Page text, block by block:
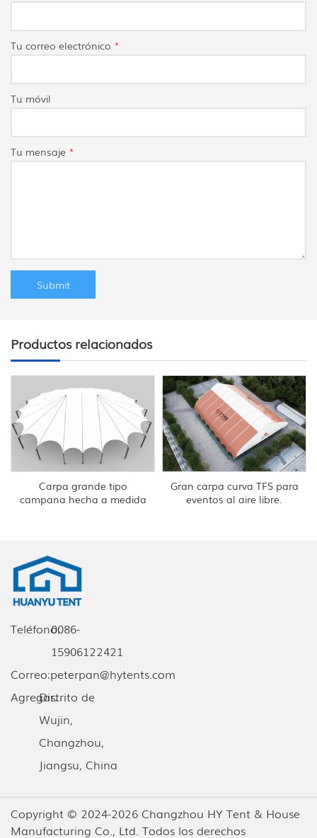
Tu correo electrónico *
Tu móvil
Tu mensaje *
Productos relacionados
Carpa grande tipo
campana hecha a medida
Gran carpa curva TFS para
eventos al aire libre.
Agregar:Distrito de
Wujin,
Changzhou,
Jiangsu, China
Teléfono:0086-
15906122421
Correo:peterpan@hytents.com
Copyright © 2024-2026 Changzhou HY Tent & House
Manufacturing Co., Ltd. Todos los derechos